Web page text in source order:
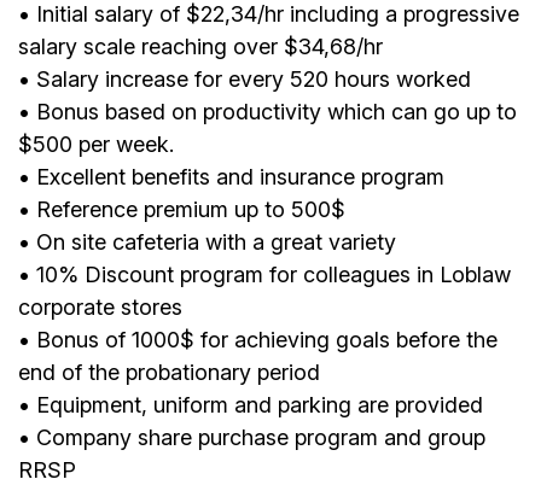
• Initial salary of $22,34/hr including a progressive
salary scale reaching over $34,68/hr
• Salary increase for every 520 hours worked
• Bonus based on productivity which can go up to
$500 per week.
• Excellent benefits and insurance program
• Reference premium up to 500$
• On site cafeteria with a great variety
• 10% Discount program for colleagues in Loblaw
corporate stores
• Bonus of 1000$ for achieving goals before the
end of the probationary period
• Equipment, uniform and parking are provided
• Company share purchase program and group
RRSP